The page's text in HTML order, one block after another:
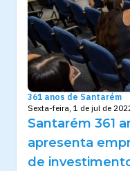
361 anos de Santarém
Sexta-feira, 1 de jul de
Santarém 361
apresenta
de